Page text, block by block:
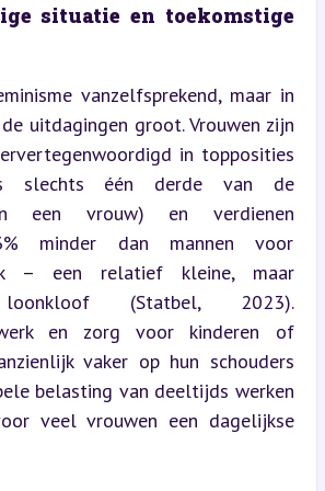
situatie en toekomstige
vanzelfsprekend, maar in
uitdagingen groot. Vrouwen zijn
in topposities
slechts één derde van de
een vrouw) en verdienen
minder dan mannen voor
– een relatief kleine, maar
loonkloof (Statbel, 2023).
en zorg voor kinderen of
vaker op hun schouders
belasting van deeltijds werken
veel vrouwen een dagelijkse